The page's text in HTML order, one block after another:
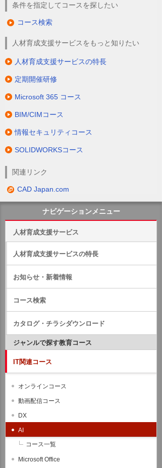
条件を指定してコースを探したい
コース検索
人材育成支援サービスをもっと知りたい
人材育成支援サービスの特長
定期開催研修
Microsoft 365 コース
BIM/CIMコース
情報セキュリティコース
SOLIDWORKSコース
関連リンク
CAD Japan.com
ナビゲーションメニュー
人材育成支援サービス
人材育成支援サービスの特長
お知らせ・新着情報
コース検索
カタログ・チラシダウンロード
ジャンルで探す教育コース
IT関連コース
オンラインコース
動画配信コース
DX
AI
コース一覧
Microsoft Office